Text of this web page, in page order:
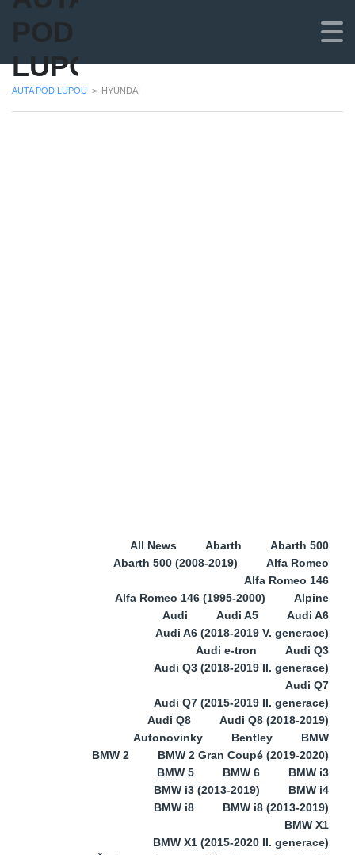
POD
LUPOU
AUTA POD LUPOU > HYUNDAI
All News Abarth
Abarth 500
Abarth 500 (2008-2019)
Alfa Romeo
Alfa Romeo 146
Alfa Romeo 146 (1995-2000)
Alpine
Audi
Audi A5
Audi A6
Audi A6 (2018-2019 V. generace)
Audi e-tron
Audi Q3
Audi Q3 (2018-2019 II. generace)
Audi Q7
Audi Q7 (2015-2019 II. generace)
Audi Q8
Audi Q8 (2018-2019)
Autonovinky
Bentley
BMW
BMW 2
BMW 2 Gran Coupé (2019-2020)
BMW 5
BMW 6
BMW i3
BMW i3 (2013-2019)
BMW i4
BMW i8
BMW i8 (2013-2019)
BMW X1
BMW X1 (2015-2020 II. generace)